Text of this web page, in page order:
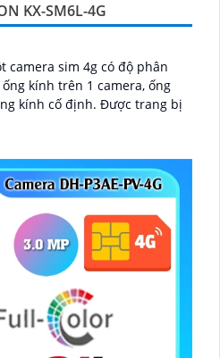
KX-SM6L-4G
camera sim 4g có độ phân
kính trên 1 camera, ống
định. Được trang bị